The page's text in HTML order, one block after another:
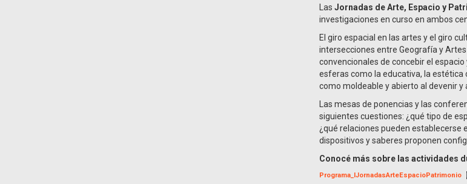
Las Jornadas de Arte, Espacio y
investigaciones en curso en ambos
El giro espacial en las artes y el giro
intersecciones entre Geografía y
convencionales de concebir el
esferas como la educativa, la estética
como moldeable y abierto al devenir y
Las mesas de ponencias y las
siguientes cuestiones: ¿qué tipo de
¿qué relaciones pueden establecerse
dispositivos y saberes proponen
Conocé más sobre las actividades
Programa_IJornadasArteEspacioPatrimonio